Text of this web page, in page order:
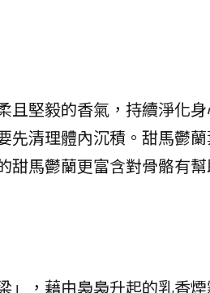
且堅毅的香氣，持續淨化
先清理體內沉積。甜馬鬱
甜馬鬱蘭更富含對骨骼有
」，藉由裊裊升起的乳香